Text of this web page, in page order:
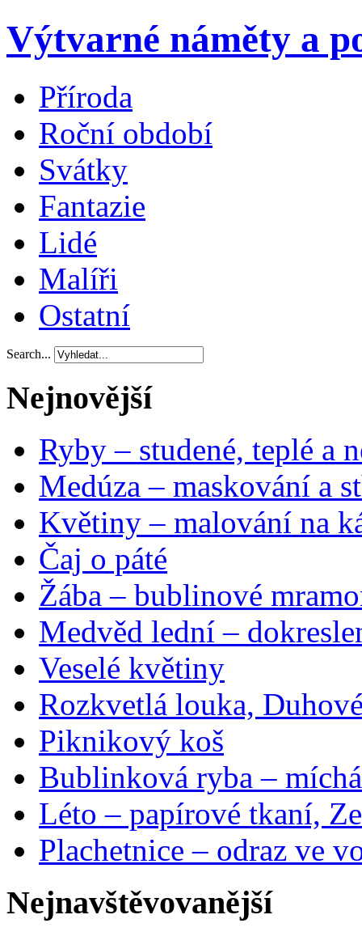
Výtvarné náměty a
Příroda
Roční období
Svátky
Fantazie
Lidé
Malíři
Ostatní
Search...
Nejnovější
Ryby – studené, teplé a
Medúza – maskování a
Květiny – malování na
Čaj o páté
Žába – bublinové
Medvěd lední –
Veselé květiny
Rozkvetlá louka,
Piknikový koš
Bublinková ryba –
Léto – papírové tkaní,
Plachetnice – odraz ve
Nejnavštěvovanější